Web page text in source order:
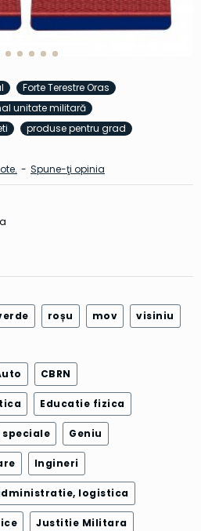
Forte Terestre Oras
unitate militară
produse pentru grad
- Spune-ţi opinia
roșu mov visiniu
CBRN
Educatie fizica
Geniu
Ingineri
logistica
Justitie Militara